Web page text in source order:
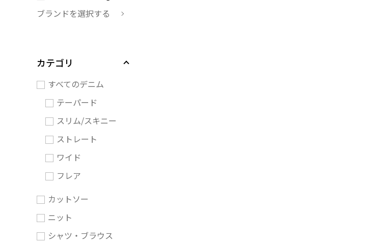
ブランドを選択する
カテゴリ
すべてのデニム
テーパード
スリム/スキニー
ストレート
ワイド
フレア
カットソー
ニット
シャツ・ブラウス